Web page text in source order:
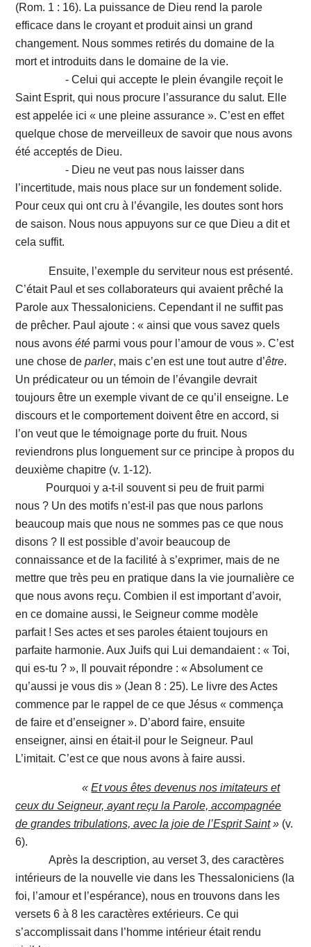
(Rom. 1 : 16). La puissance de Dieu rend la parole
efficace dans le croyant et produit ainsi un grand
changement. Nous sommes retirés du domaine de la
mort et introduits dans le domaine de la vie.
- Celui qui accepte le plein évangile reçoit le
Saint Esprit, qui nous procure l’assurance du salut. Elle
est appelée ici « une pleine assurance ». C’est en effet
quelque chose de merveilleux de savoir que nous avons
été acceptés de Dieu.
- Dieu ne veut pas nous laisser dans
l’incertitude, mais nous place sur un fondement solide.
Pour ceux qui ont cru à l’évangile, les doutes sont hors
de saison. Nous nous appuyons sur ce que Dieu a dit et
cela suffit.
Ensuite, l’exemple du serviteur nous est présenté.
C’était Paul et ses collaborateurs qui avaient prêché la
Parole aux Thessaloniciens. Cependant il ne suffit pas
de prêcher. Paul ajoute : « ainsi que vous savez quels
nous avonsété parmi vous pour l’amour de vous ». C’est
une chose deparler, mais c’en est une tout autre d’être.
Un prédicateur ou un témoin de l’évangile devrait
toujours être un exemple vivant de ce qu’il enseigne. Le
discours et le comportement doivent être en accord, si
l’on veut que le témoignage porte du fruit. Nous
reviendrons plus longuement sur ce principe à propos du
deuxième chapitre (v. 1-12).
Pourquoi y a-t-il souvent si peu de fruit parmi
nous ? Un des motifs n’est-il pas que nous parlons
beaucoup mais que nous ne sommes pas ce que nous
disons ? Il est possible d’avoir beaucoup de
connaissance et de la facilité à s’exprimer, mais de ne
mettre que très peu en pratique dans la vie journalière ce
que nous avons reçu. Combien il est important d’avoir,
en ce domaine aussi, le Seigneur comme modèle
parfait ! Ses actes et ses paroles étaient toujours en
parfaite harmonie. Aux Juifs qui Lui demandaient : « Toi,
qui es-tu ? », Il pouvait répondre : « Absolument ce
qu’aussi je vous dis » (Jean 8 : 25). Le livre des Actes
commence par le rappel de ce que Jésus « commença
de faire et d’enseigner ». D’abord faire, ensuite
enseigner, ainsi en était-il pour le Seigneur. Paul
L’imitait. C’est ce que nous avons à faire aussi.
« Et vous êtes devenus nos imitateurs et
ceux du Seigneur, ayant reçu la Parole, accompagnée
de grandes tribulations, avec la joie de l’Esprit Saint » (v.
6).
Après la description, au verset 3, des caractères
intérieurs de la nouvelle vie dans les Thessaloniciens (la
foi, l’amour et l’espérance), nous en trouvons dans les
versets 6 à 8 les caractères extérieurs. Ce qui
s’accomplissait dans l’homme intérieur était rendu